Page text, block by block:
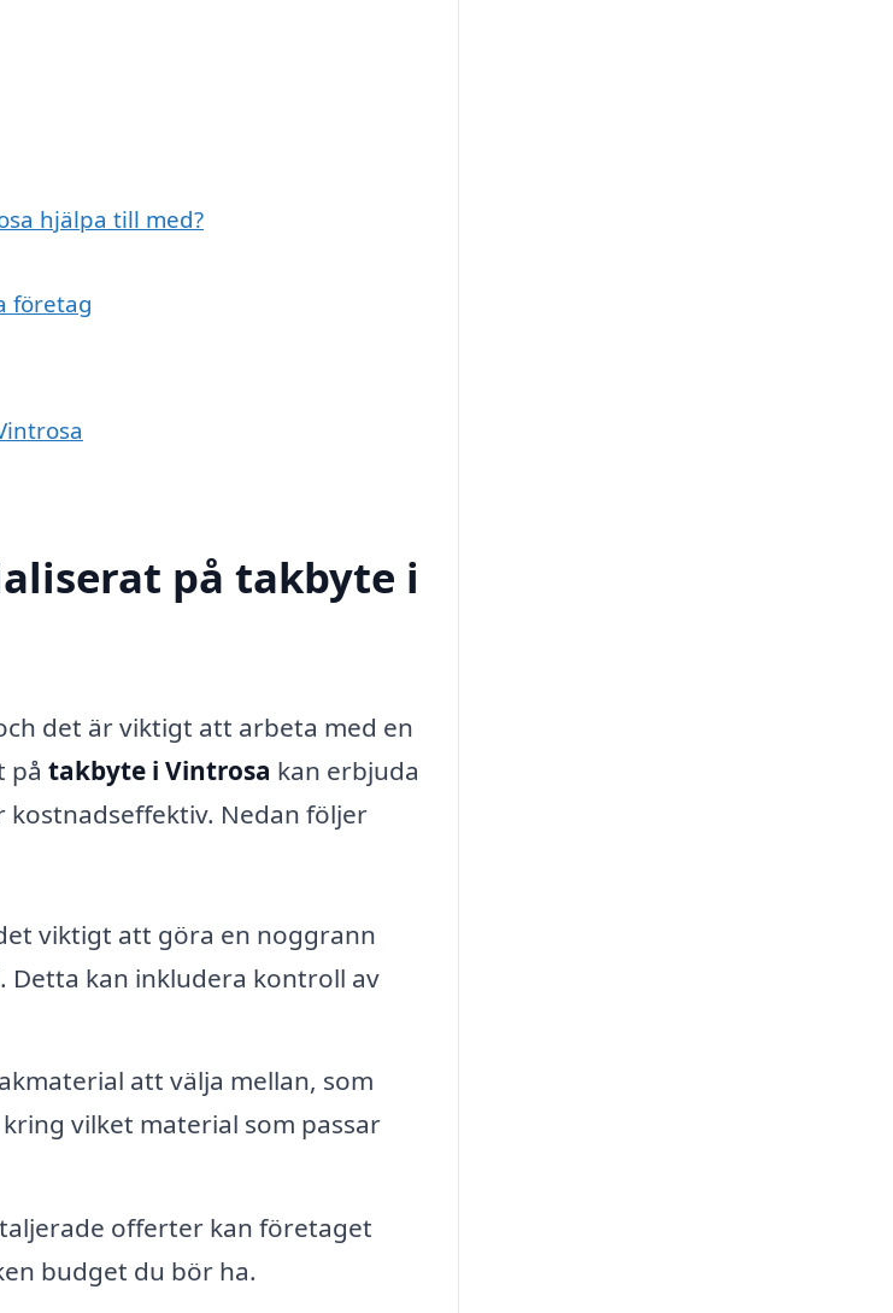
hjälpa till med?
företag
på takbyte i
det är viktigt att arbeta med en
på takbyte i Vintrosa kan erbjuda
kostnadseffektiv. Nedan följer
viktigt att göra en noggrann
kan inkludera kontroll av
att välja mellan, som
vilket material som passar
offerter kan företaget
budget du bör ha.